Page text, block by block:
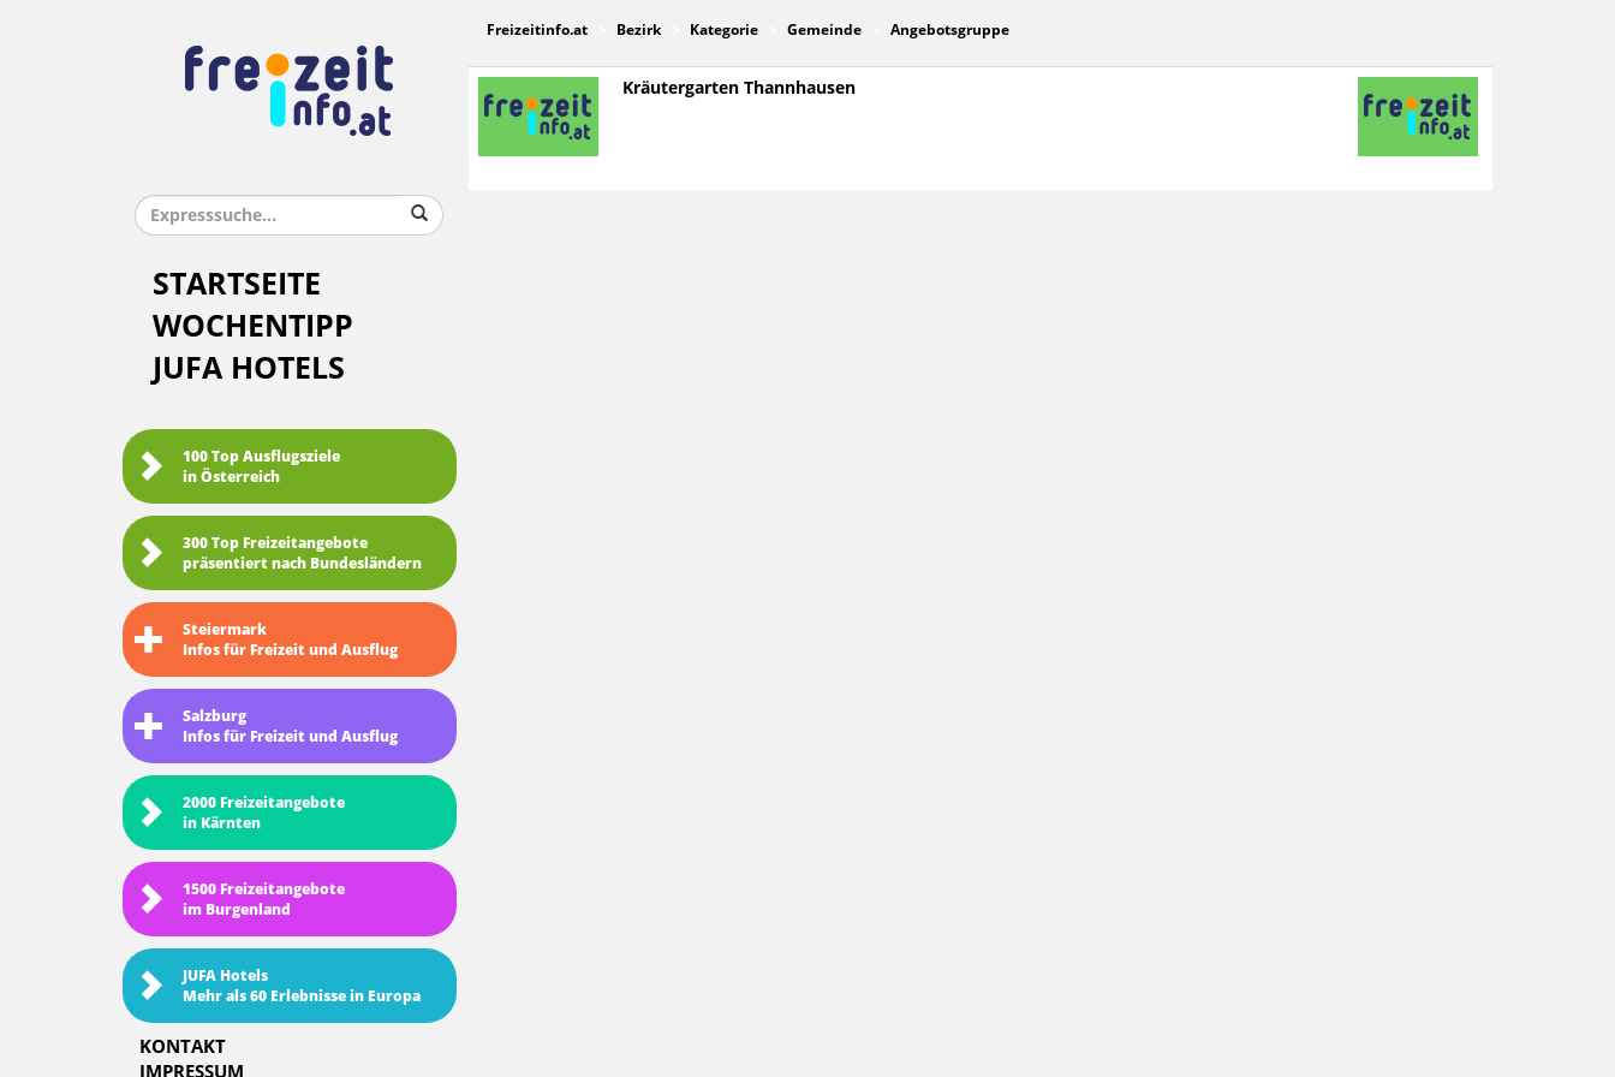
STARTSEITE
WOCHENTIPP
JUFA HOTELS
100 Top Ausflugsziele
in Österreich
300 Top Freizeitangebote
präsentiert nach Bundesländern
Steiermark
Infos für Freizeit und Ausflug
Salzburg
Infos für Freizeit und Ausflug
2000 Freizeitangebote
in Kärnten
1500 Freizeitangebote
im Burgenland
JUFA Hotels
Mehr als 60 Erlebnisse in Europa
KONTAKT
IMPRESSUM
Freizeitinfo.at Bezirk Kategorie Gemeinde Angebotsgruppe
Kräutergarten Thannhausen